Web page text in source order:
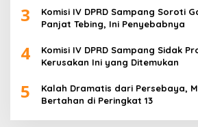
3
Komisi IV DPRD Sampang Soroti
Panjat Tebing, Ini Penyebabnya
4
Komisi IV DPRD Sampang Sidak
Kerusakan Ini yang Ditemukan
5
Kalah Dramatis dari Persebaya,
Bertahan di Peringkat 13